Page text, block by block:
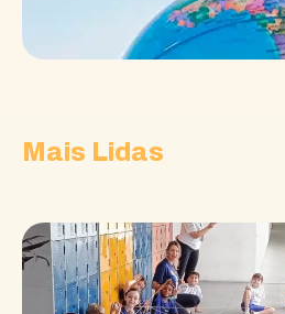
Mais Lidas